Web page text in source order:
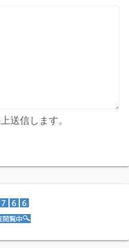
送信します。